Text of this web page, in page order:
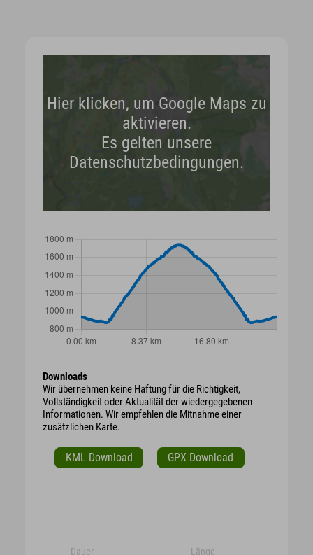
Hier klicken, um Google Maps zu
aktivieren.
Es gelten unsere
Datenschutzbedingungen.
Downloads
Wir übernehmen keine Haftung für die Richtigkeit,
Vollständigkeit oder Aktualität der wiedergegebenen
Informationen. Wir empfehlen die Mitnahme einer
zusätzlichen Karte.
KML Download GPX Download
Dauer Länge